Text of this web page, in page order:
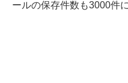
ールの保存件数も3000件